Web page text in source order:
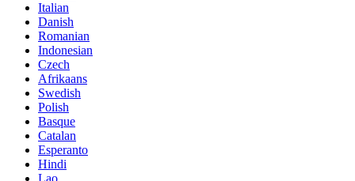
Italian
Danish
Romanian
Indonesian
Czech
Afrikaans
Swedish
Polish
Basque
Catalan
Esperanto
Hindi